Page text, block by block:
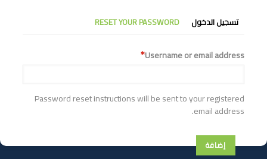
التبويبات
الأساسية
تسجيل الدخول RESET YOUR PASSWORD
Username or email address
Password reset instructions will be sent to your registered
email address.